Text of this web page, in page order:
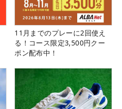
11月までのプレーに2回使え
る！コース限定3,500円クー
ポン配布中！